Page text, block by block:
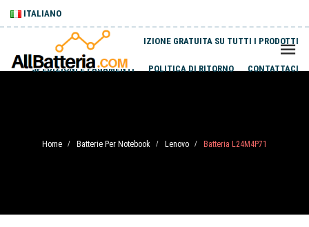
ITALIANO
SPEDIZIONE GRATUITA SU TUTTI I PRODOTTI
SPEDIZIONI E PAGAMENTI POLITICA DI RITORNO CONTATTACI
Home / Batterie Per Notebook / Lenovo / Batteria L24M4P71